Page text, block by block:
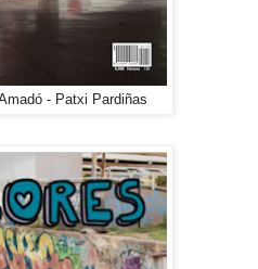
- Patxi Pardiñas